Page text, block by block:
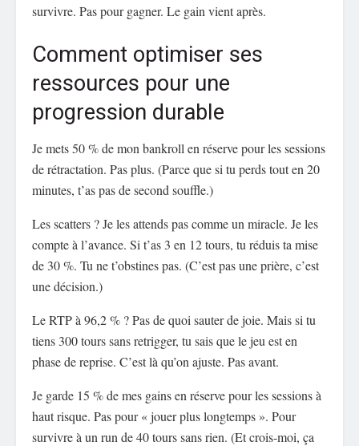
survivre. Pas pour gagner. Le gain vient après.
Comment optimiser ses
ressources pour une
progression durable
Je mets 50 % de mon bankroll en réserve pour les sessions
de rétractation. Pas plus. (Parce que si tu perds tout en 20
minutes, t’as pas de second souffle.)
Les scatters ? Je les attends pas comme un miracle. Je les
compte à l’avance. Si t’as 3 en 12 tours, tu réduis ta mise
de 30 %. Tu ne t’obstines pas. (C’est pas une prière, c’est
une décision.)
Le RTP à 96,2 % ? Pas de quoi sauter de joie. Mais si tu
tiens 300 tours sans retrigger, tu sais que le jeu est en
phase de reprise. C’est là qu’on ajuste. Pas avant.
Je garde 15 % de mes gains en réserve pour les sessions à
haut risque. Pas pour « jouer plus longtemps ». Pour
survivre à un run de 40 tours sans rien. (Et crois-moi, ça